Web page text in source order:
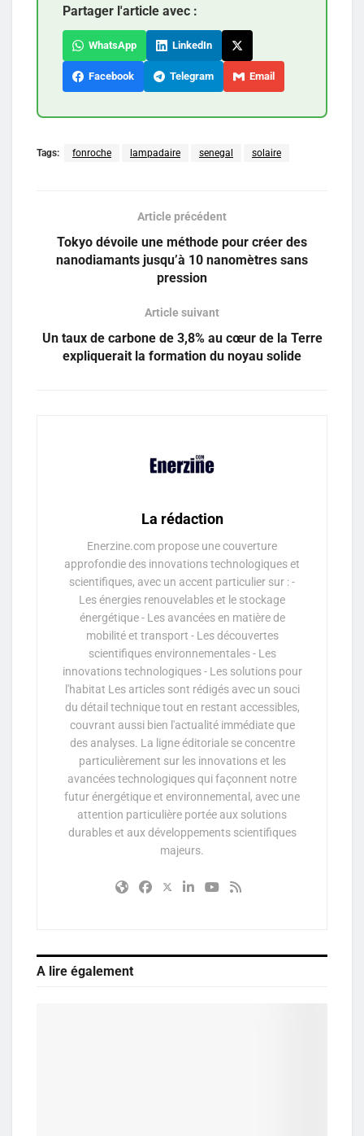
Partager l'article avec :
WhatsApp LinkedIn
Facebook Telegram Email
Tags: fonroche lampadaire senegal solaire
Article précédent
Tokyo dévoile une méthode pour créer des
nanodiamants jusqu’à 10 nanomètres sans
pression
Article suivant
Un taux de carbone de 3,8% au cœur de la Terre
expliquerait la formation du noyau solide
La rédaction
Enerzine.com propose une couverture
approfondie des innovations technologiques et
scientifiques, avec un accent particulier sur : -
Les énergies renouvelables et le stockage
énergétique - Les avancées en matière de
mobilité et transport - Les découvertes
scientifiques environnementales - Les
innovations technologiques - Les solutions pour
l'habitat Les articles sont rédigés avec un souci
du détail technique tout en restant accessibles,
couvrant aussi bien l'actualité immédiate que
des analyses. La ligne éditoriale se concentre
particulièrement sur les innovations et les
avancées technologiques qui façonnent notre
futur énergétique et environnemental, avec une
attention particulière portée aux solutions
durables et aux développements scientifiques
majeurs.
A lire également